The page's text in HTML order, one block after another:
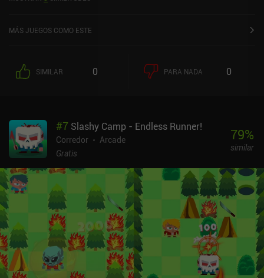
MÁS JUEGOS COMO ESTE
SIMILAR 0 PARA NADA 0
#7 Slashy Camp - Endless Runner!
Corredor
Arcade
Gratis
79%
similar